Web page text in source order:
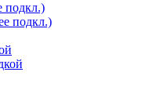
подкл.)
подкл.)